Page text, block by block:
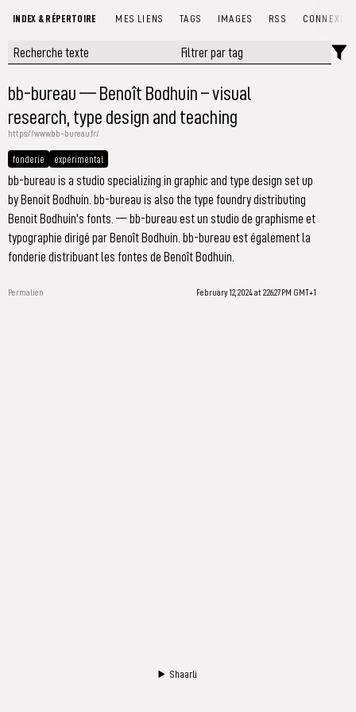
INDEX & RÉPERTOIRE MES LIENS TAGS IMAGES RSS CONNEXION
bb-bureau — Benoît Bodhuin – visual
research, type design and teaching
https://www.bb-bureau.fr/
fonderie expérimental
bb-bureau is a studio specializing in graphic and type design set up
by Benoit Bodhuin. bb-bureau is also the type foundry distributing
Benoit Bodhuin's fonts. — bb-bureau est un studio de graphisme et
typographie dirigé par Benoît Bodhuin. bb-bureau est également la
fonderie distribuant les fontes de Benoît Bodhuin.
Permalien February 12, 2024 at 2:26:27 PM GMT+1
Shaarli